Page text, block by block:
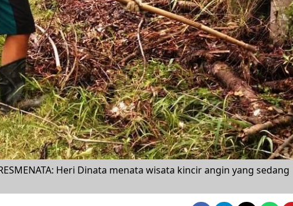
Heri Dinata menata wisata kincir angin yang sedang